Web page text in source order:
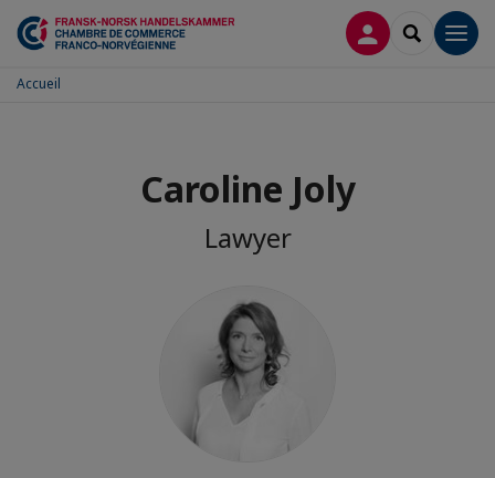
CONNEXION
Accueil
Caroline Joly
Lawyer